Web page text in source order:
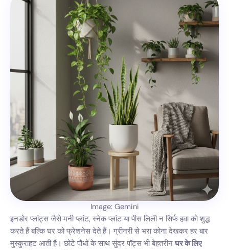
Image: Gemini
इनडोर प्लांट्स जैसे मनी प्लांट, स्नेक प्लांट या पीस लिली न सिर्फ हवा को शुद्ध
करते हैं बल्कि घर को फ्रेशनेस देते हैं। ग्रीनरी से भरा कोना देखकर हर बार
मुस्कुराहट आती है। छोटे पौधों के साथ सुंदर पॉट्स भी बेहतरीन घर के लिए